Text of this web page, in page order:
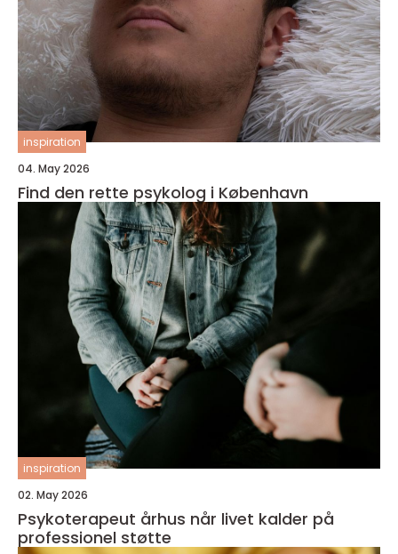
inspiration
04. May 2026
Find den rette psykolog i København
inspiration
02. May 2026
Psykoterapeut århus når livet kalder på
professionel støtte